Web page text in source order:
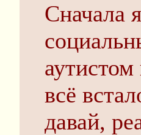
Сначала
всё
давай,